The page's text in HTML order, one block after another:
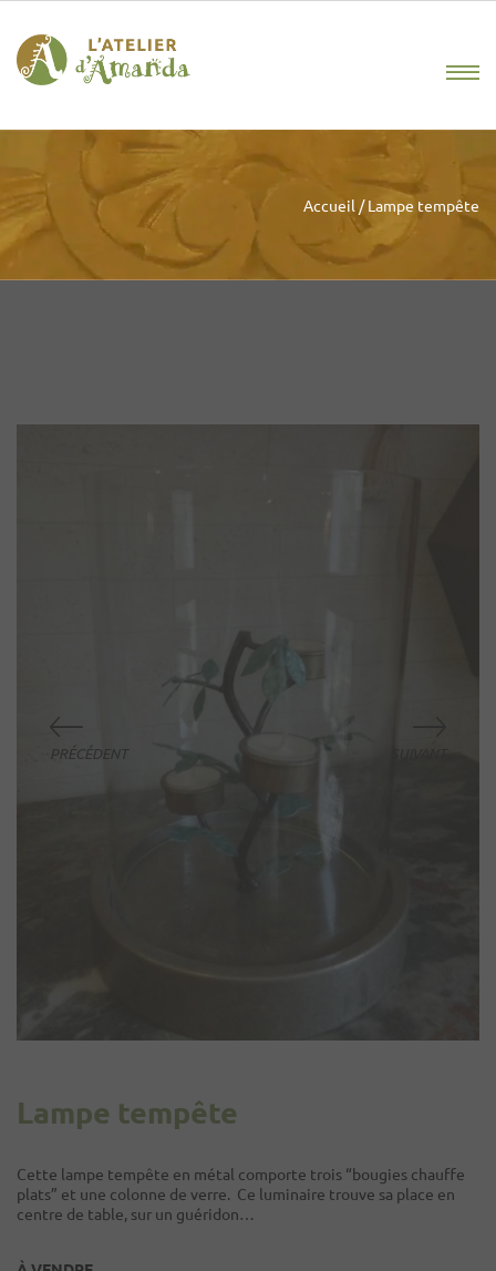
Accueil / Lampe tempête
Lampe tempête
Cette lampe tempête en métal comporte trois “bougies chauffe
plats” et une colonne de verre. Ce luminaire trouve sa place en
centre de table, sur un guéridon…